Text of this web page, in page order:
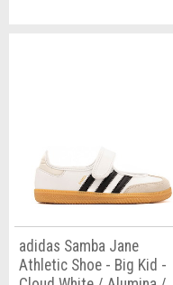
adidas Samba Jane
Athletic Shoe - Big Kid -